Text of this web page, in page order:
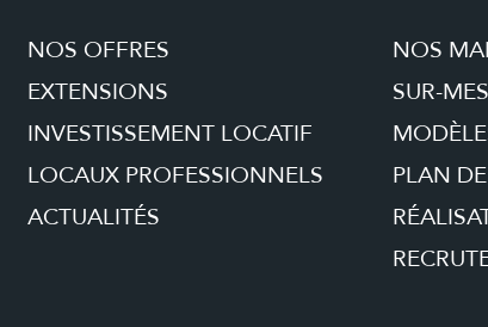
NOS OFFRES
EXTENSIONS
INVESTISSEMENT LOCATIF
LOCAUX PROFESSIONNELS
ACTUALITÉS
NOS
SUR-
PLAN